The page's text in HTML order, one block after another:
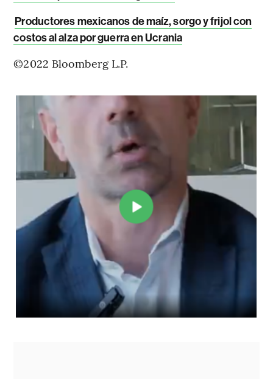
Productores mexicanos de maíz, sorgo y frijol con
costos al alza por guerra en Ucrania
©2022 Bloomberg L.P.